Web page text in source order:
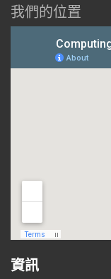
我們的位置
資訊